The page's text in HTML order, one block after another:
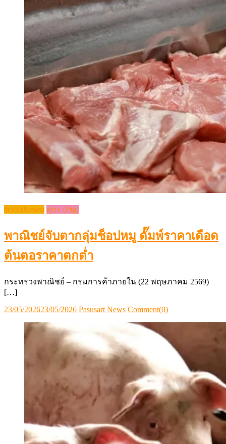
ข่าว (News) สุกร (Pig)
พาณิชย์จับตากลุ่มช็อปหมู ดั๊มพ์ราคาเดือด
ต้นตอราคาตกต่ำ
กระทรวงพาณิชย์ – กรมการค้าภายใน (22 พฤษภาคม 2569)
[…]
Posted
23/05/202623/05/2026 Author
Pasusart News Comment(0)